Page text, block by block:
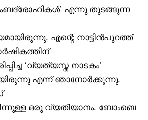
എന്നു തുടങ്ങുന്ന
എന്റെ നാട്ടിൻപുറത്ത്
‘വ്യത്യസ്ത നാടകം’
എന്ന് ഞാനോർക്കുന്നു.
ഒരു വ്യതിയാനം. ബോംബെ